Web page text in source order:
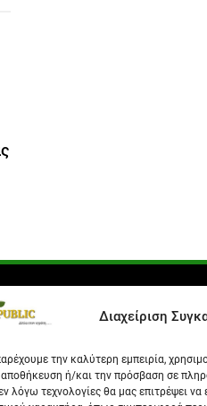
Διαχείριση
την καλύτερη εμπειρία,
αποθήκευση ή/και την πρόσβαση σε
εν λόγω τεχνολογίες θα μας επιτρέψει